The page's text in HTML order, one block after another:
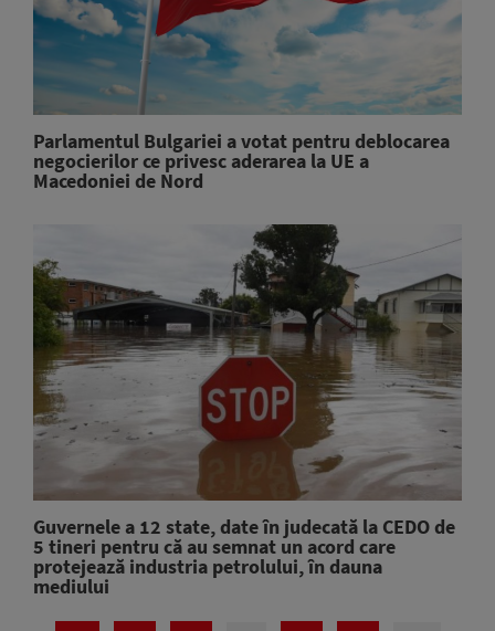
Parlamentul Bulgariei a votat pentru deblocarea
negocierilor ce privesc aderarea la UE a
Macedoniei de Nord
Guvernele a 12 state, date în judecată la CEDO de
5 tineri pentru că au semnat un acord care
protejează industria petrolului, în dauna
mediului